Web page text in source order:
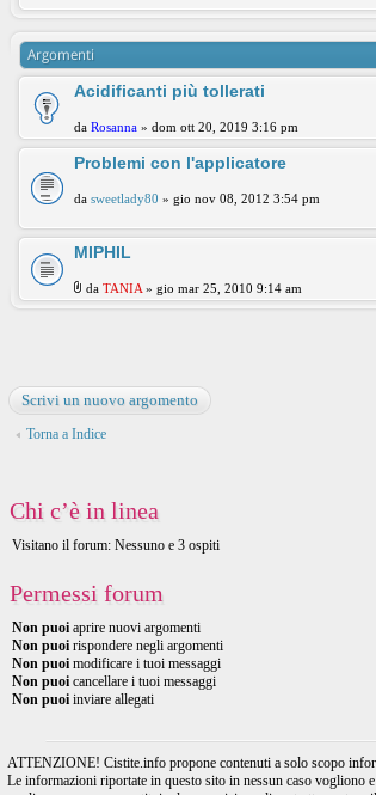
Argomenti
Acidificanti più tollerati
da Rosanna » dom ott 20, 2019 3:16 pm
Problemi con l'applicatore
da sweetlady80 » gio nov 08, 2012 3:54 pm
MIPHIL
da TANIA » gio mar 25, 2010 9:14 am
Scrivi un nuovo argomento
Torna a Indice
Chi c’è in linea
Visitano il forum: Nessuno e 3 ospiti
Permessi forum
Non puoi aprire nuovi argomenti
Non puoi rispondere negli argomenti
Non puoi modificare i tuoi messaggi
Non puoi cancellare i tuoi messaggi
Non puoi inviare allegati
ATTENZIONE! Cistite.info propone contenuti a solo scopo
Le informazioni riportate in questo sito in nessun caso vogliono